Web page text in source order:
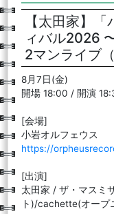
【太田家】
ィバル2026
2マンライブ
8月7日(金)
開場 18:00 / 開演
[会場]
小岩オルフェウス
https://
[出演]
太田家 / ザ・マスミ
ト)/cachette(オープ